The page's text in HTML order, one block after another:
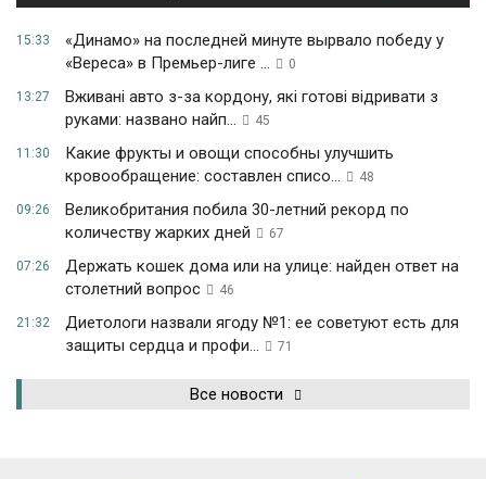
15:33
«Динамо» на последней минуте вырвало победу у
«Вереса» в Премьер-лиге ...
0
13:27
Вживані авто з-за кордону, які готові відривати з
руками: названо найп...
45
11:30
Какие фрукты и овощи способны улучшить
кровообращение: составлен списо...
48
09:26
Великобритания побила 30-летний рекорд по
количеству жарких дней
67
07:26
Держать кошек дома или на улице: найден ответ на
столетний вопрос
46
21:32
Диетологи назвали ягоду №1: ее советуют есть для
защиты сердца и профи...
71
Все новости